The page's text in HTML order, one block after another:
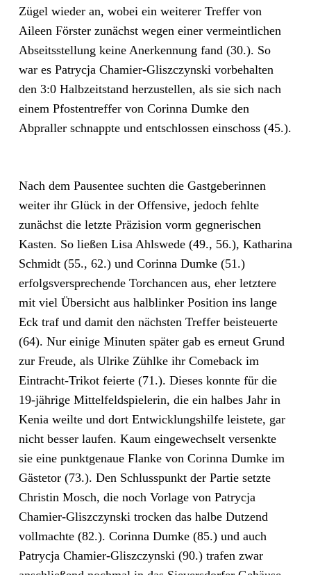
Zügel wieder an, wobei ein weiterer Treffer von
Aileen Förster zunächst wegen einer vermeintlichen
Abseitsstellung keine Anerkennung fand (30.). So
war es Patrycja Chamier-Gliszczynski vorbehalten
den 3:0 Halbzeitstand herzustellen, als sie sich nach
einem Pfostentreffer von Corinna Dumke den
Abpraller schnappte und entschlossen einschoss (45.).
Nach dem Pausentee suchten die Gastgeberinnen
weiter ihr Glück in der Offensive, jedoch fehlte
zunächst die letzte Präzision vorm gegnerischen
Kasten. So ließen Lisa Ahlswede (49., 56.), Katharina
Schmidt (55., 62.) und Corinna Dumke (51.)
erfolgsversprechende Torchancen aus, eher letztere
mit viel Übersicht aus halblinker Position ins lange
Eck traf und damit den nächsten Treffer beisteuerte
(64). Nur einige Minuten später gab es erneut Grund
zur Freude, als Ulrike Zühlke ihr Comeback im
Eintracht-Trikot feierte (71.). Dieses konnte für die
19-jährige Mittelfeldspielerin, die ein halbes Jahr in
Kenia weilte und dort Entwicklungshilfe leistete, gar
nicht besser laufen. Kaum eingewechselt versenkte
sie eine punktgenaue Flanke von Corinna Dumke im
Gästetor (73.). Den Schlusspunkt der Partie setzte
Christin Mosch, die noch Vorlage von Patrycja
Chamier-Gliszczynski trocken das halbe Dutzend
vollmachte (82.). Corinna Dumke (85.) und auch
Patrycja Chamier-Gliszczynski (90.) trafen zwar